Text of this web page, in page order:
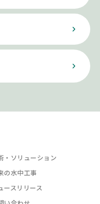
・ソリューション
の水中工事
ースリリース